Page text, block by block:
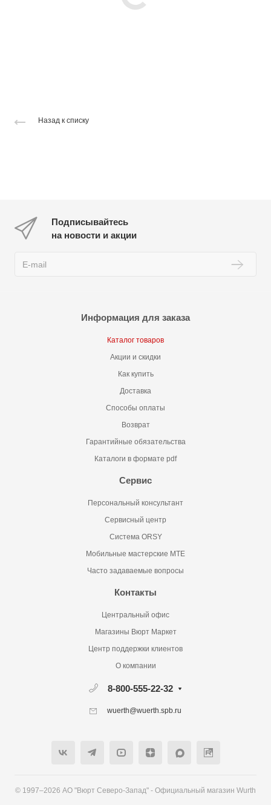
Назад к списку
Подписывайтесь
на новости и акции
Информация для заказа
Каталог товаров
Акции и скидки
Как купить
Доставка
Способы оплаты
Возврат
Гарантийные обязательства
Каталоги в формате pdf
Сервис
Персональный консультант
Сервисный центр
Система ORSY
Мобильные мастерские MTE
Часто задаваемые вопросы
Контакты
Центральный офис
Магазины Вюрт Маркет
Центр поддержки клиентов
О компании
8-800-555-22-32
wuerth@wuerth.spb.ru
© 1997–2026 АО "Вюрт Северо-Запад" - Официальный магазин Wurth